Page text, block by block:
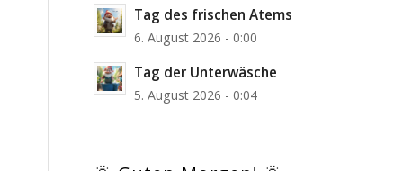
Tag des frischen Atems
6. August 2026 - 0:00
Tag der Unterwäsche
5. August 2026 - 0:04